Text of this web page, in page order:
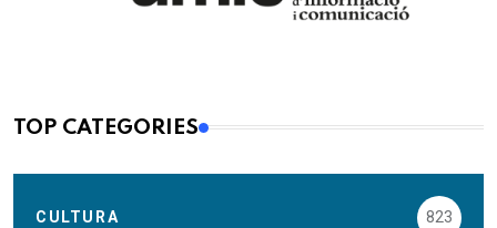
TOP CATEGORIES
CULTURA 823